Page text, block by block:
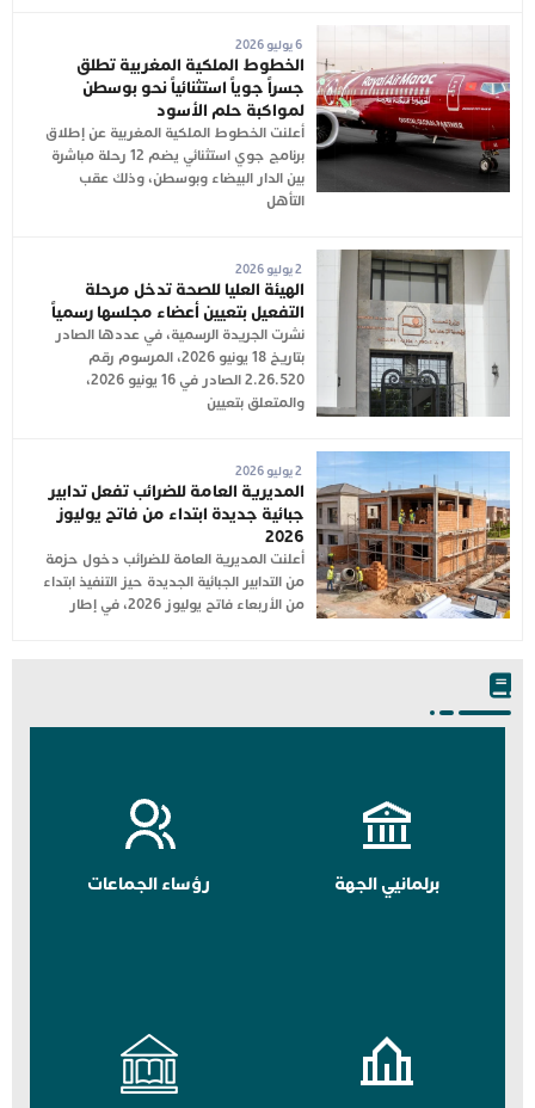
6 يوليو 2026
الخطوط الملكية المغربية تطلق
جسراً جوياً استثنائياً نحو بوسطن
لمواكبة حلم الأسود
أعلنت الخطوط الملكية المغربية عن إطلاق
برنامج جوي استثنائي يضم 12 رحلة مباشرة
بين الدار البيضاء وبوسطن، وذلك عقب
التأهل
2 يوليو 2026
الهيئة العليا للصحة تدخل مرحلة
التفعيل بتعيين أعضاء مجلسها رسمياً
نشرت الجريدة الرسمية، في عددها الصادر
بتاريخ 18 يونيو 2026، المرسوم رقم
2.26.520 الصادر في 16 يونيو 2026،
والمتعلق بتعيين
2 يوليو 2026
المديرية العامة للضرائب تفعل تدابير
جبائية جديدة ابتداء من فاتح يوليوز
2026
أعلنت المديرية العامة للضرائب دخول حزمة
من التدابير الجبائية الجديدة حيز التنفيذ ابتداء
من الأربعاء فاتح يوليوز 2026، في إطار
برلمانيي الجهة رؤساء الجماعات